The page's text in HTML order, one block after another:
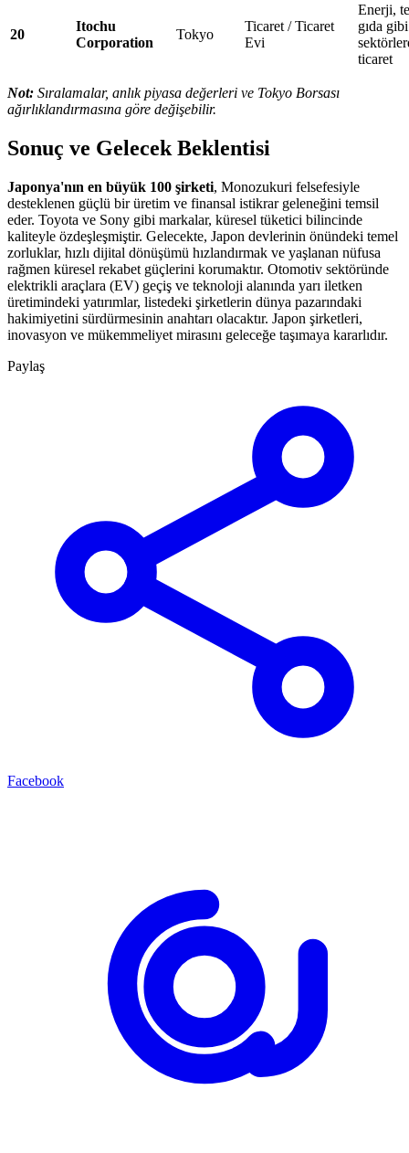
20
Itochu
Corporation
Tokyo
Ticaret / Ticaret
Evi
Enerji,
gıda
ticaret
Not: Sıralamalar, anlık piyasa değerleri ve Tokyo Borsası
ağırlıklandırmasına göre değişebilir.
Sonuç ve Gelecek Beklentisi
Japonya'nın en büyük 100 şirketi, Monozukuri felsefesiyle
desteklenen güçlü bir üretim ve finansal istikrar geleneğini temsil
eder. Toyota ve Sony gibi markalar, küresel tüketici bilincinde
kaliteyle özdeşleşmiştir. Gelecekte, Japon devlerinin önündeki temel
zorluklar, hızlı dijital dönüşümü hızlandırmak ve yaşlanan nüfusa
rağmen küresel rekabet güçlerini korumaktır. Otomotiv sektöründe
elektrikli araçlara (EV) geçiş ve teknoloji alanında yarı iletken
üretimindeki yatırımlar, listedeki şirketlerin dünya pazarındaki
hakimiyetini sürdürmesinin anahtarı olacaktır. Japon şirketleri,
inovasyon ve mükemmeliyet mirasını geleceğe taşımaya kararlıdır.
Paylaş
Facebook